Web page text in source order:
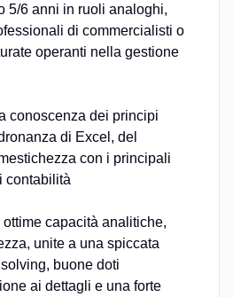
5/6 anni in ruoli analoghi,
di commercialisti o
operanti nella gestione
conoscenza dei principi
di Excel, del
con i principali
contabilità
capacità analitiche,
unite a una spiccata
buone doti
ai dettagli e una forte